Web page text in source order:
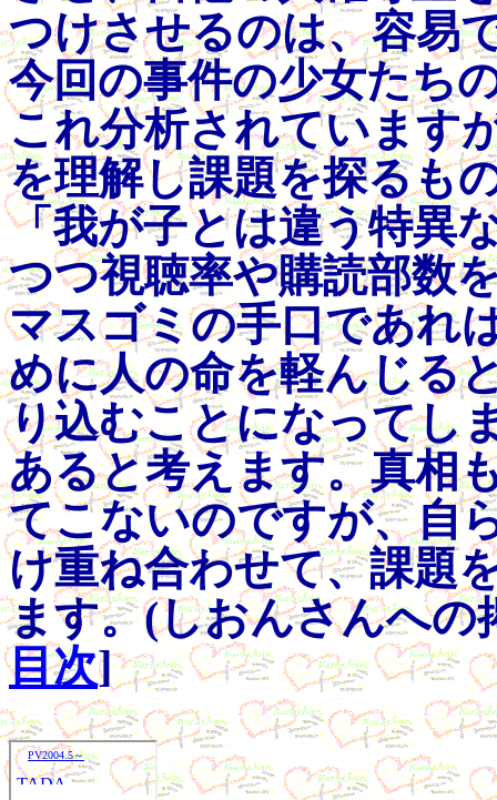
つけさせるのは、容易
今回の事件の少女たち
これ分析されています
を理解し課題を探るも
「我が子とは違う特異
つつ視聴率や購読部数
マスゴミの手口であれ
めに人の命を軽んじる
り込むことになってし
あると考えます。真相
てこないのですが、自
け重ね合わせて、課題
ます。(しおんさんへの
目次]